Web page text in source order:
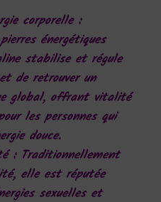
corporelle:
énergétiques
stabilise et régule
de retrouver un
global, offrant vitalité
les personnes qui
douce.
: Traditionnellement
elle est réputée
sexuelles et